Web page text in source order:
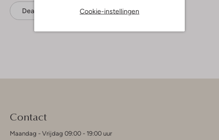
Cookie-instellingen
Dea Kudibal Biologisch katoen
Contact
Maandag - Vrijdag 09:00 - 19:00 uur